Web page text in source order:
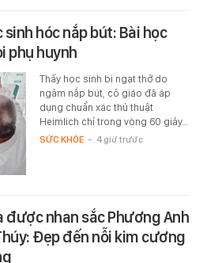
hóc nắp bút: Bài học
phụ huynh
Thấy học sinh bị ngạt thở do
ngậm nắp bút, cô giáo đã áp
dụng chuẩn xác thủ thuật
Heimlich chỉ trong vòng 60 giây…
SỨC KHỎE - 4 giờ trước
nhan sắc Phương Anh
Đẹp đến nỗi kim cương